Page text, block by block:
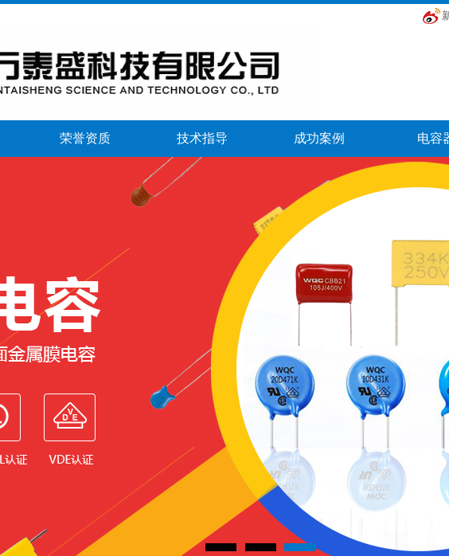
荣誉资质 技术指导 成功案例 电容